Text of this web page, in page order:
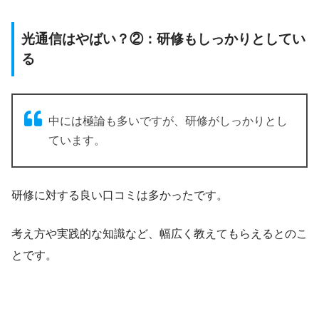
光通信はやばい？②：研修もしっかりとしてい
る
中には極論も多いですが、研修がしっかりとし
ています。
研修に対する良い口コミは多かったです。
考え方や実践的な知識など、幅広く教えてもらえるとのこ
とです。